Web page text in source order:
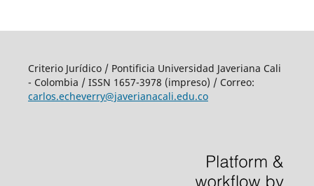
Criterio Jurídico / Pontificia Universidad Javeriana Cali
- Colombia / ISSN 1657-3978 (impreso) / Correo:
carlos.echeverry@javerianacali.edu.co